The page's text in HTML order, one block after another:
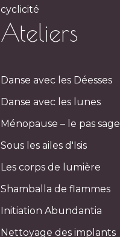
cyclicité
Ateliers
Danse avec les Déesses
Danse avec les lunes
Ménopause – le pas sage
Sous les ailes d'Isis
Les corps de lumière
Shamballa de flammes
Initiation Abundantia
Nettoyage des implants